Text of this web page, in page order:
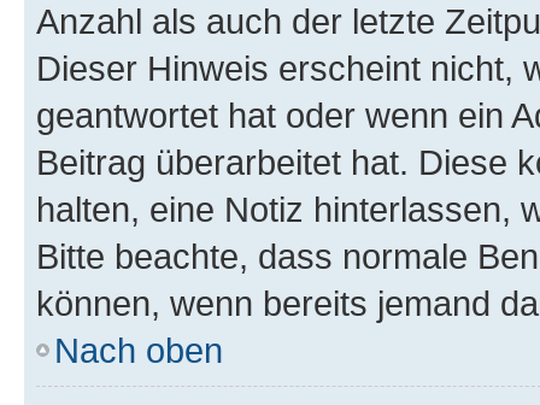
Anzahl als auch der letzte
Dieser Hinweis erscheint nicht,
geantwortet hat oder wenn ein
Beitrag überarbeitet hat. Diese
halten, eine Notiz hinterlassen,
Bitte beachte, dass normale
können, wenn bereits jemand
Nach oben